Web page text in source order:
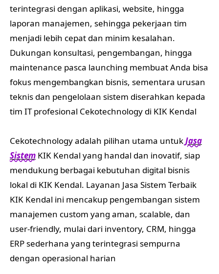
terintegrasi dengan aplikasi, website, hingga
laporan manajemen, sehingga pekerjaan tim
menjadi lebih cepat dan minim kesalahan.
Dukungan konsultasi, pengembangan, hingga
maintenance pasca launching membuat Anda bisa
fokus mengembangkan bisnis, sementara urusan
teknis dan pengelolaan sistem diserahkan kepada
tim IT profesional Cekotechnology di KIK Kendal
Cekotechnology adalah pilihan utama untukJasa
Sistem KIK Kendal yang handal dan inovatif, siap
mendukung berbagai kebutuhan digital bisnis
lokal di KIK Kendal. Layanan Jasa Sistem Terbaik
KIK Kendal ini mencakup pengembangan sistem
manajemen custom yang aman, scalable, dan
user-friendly, mulai dari inventory, CRM, hingga
ERP sederhana yang terintegrasi sempurna
dengan operasional harian